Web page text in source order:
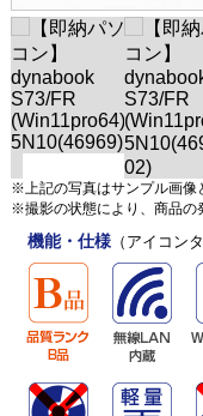
※上記の写真はサンプル画像
※撮影の状態により、商品の
機能・仕様（アイコン